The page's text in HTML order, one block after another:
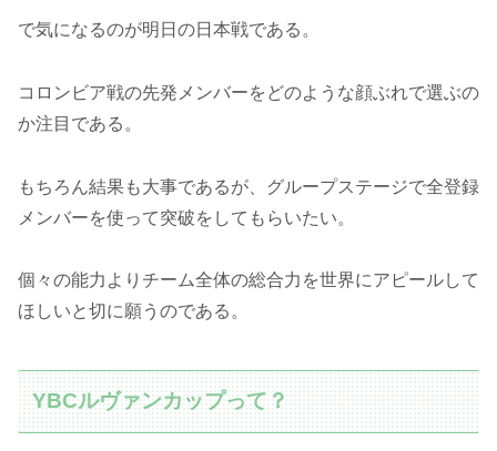
で気になるのが明日の日本戦である。
コロンビア戦の先発メンバーをどのような顔ぶれで選ぶの
か注目である。
もちろん結果も大事であるが、グループステージで全登録
メンバーを使って突破をしてもらいたい。
個々の能力よりチーム全体の総合力を世界にアピールして
ほしいと切に願うのである。
YBCルヴァンカップって？